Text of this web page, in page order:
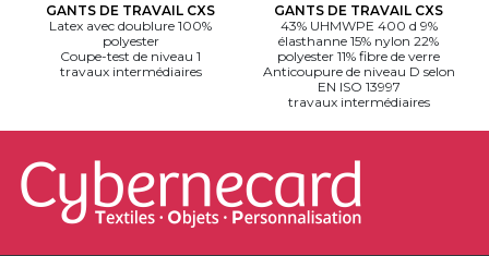
GANTS DE TRAVAIL CXS
Latex avec doublure 100%
polyester
Coupe-test de niveau 1
travaux intermédiaires
GANTS DE TRAVAIL CXS
43% UHMWPE 400 d 9%
élasthanne 15% nylon 22%
polyester 11% fibre de verre
Anticoupure de niveau D selon
EN ISO 13997
travaux intermédiaires